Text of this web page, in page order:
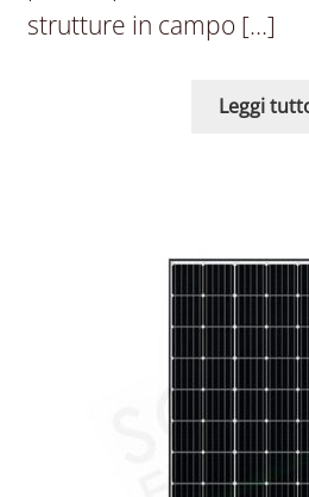
strutture in campo […]
Leggi